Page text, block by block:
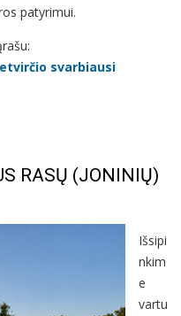
patyrimui.
svarbiausi
RASŲ (JONINIŲ)
Išsipi
nkim
e
vartu